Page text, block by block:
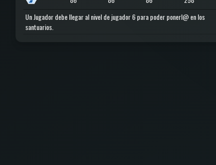
Un Jugador debe llegar al nivel de jugador 6 para poder ponerl@ en los
santuarios.